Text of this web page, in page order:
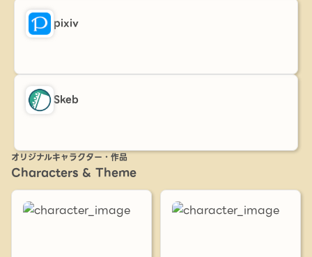
pixiv
Skeb
オリジナルキャラクター・作品
Characters & Theme